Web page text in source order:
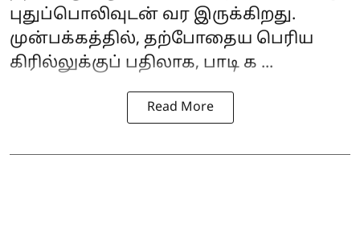
புதுப்பொலிவுடன் வர இருக்கிறது.
முன்பக்கத்தில், தற்போதைய பெரிய
கிரில்லுக்குப் பதிலாக, பாடி க ...
Read More